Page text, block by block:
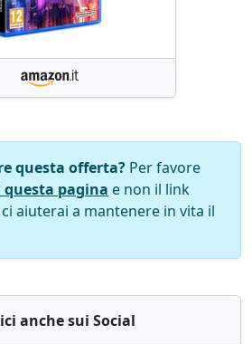
questa offerta? Per favore
pagina e non il link
aiuterai a mantenere in vita il
anche sui Social